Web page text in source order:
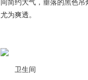
间简约大气，垂落的黑色
尤为爽透。
卫生间